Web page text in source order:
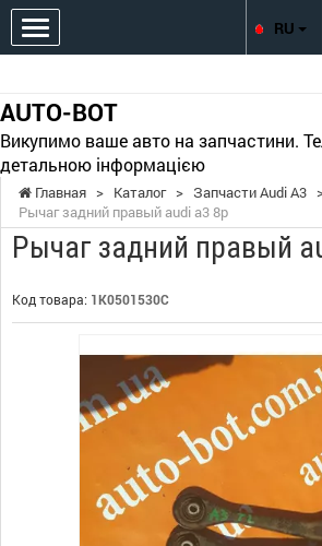
AUTO-BOT
Викупимо ваше авто на запчастини.
детальною інформацією
RU
Главная > Каталог > Запчасти Audi A3
Рычаг задний правый audi a3 8p
Рычаг задний правый
Код товара: 1K0501530C